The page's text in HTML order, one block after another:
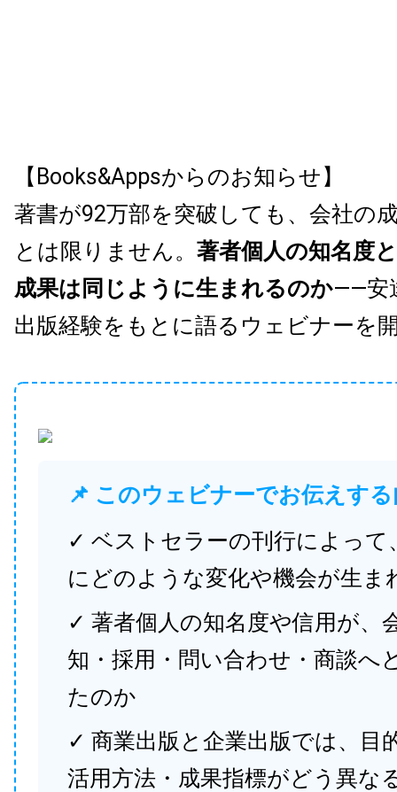
【Books&Appsからのお知らせ】
著書が92万部を突破しても、会社の
とは限りません。 著者個人の知名度
成果は同じように生まれるのか——安
出版経験をもとに語るウェビナーを
📌 このウェビナーでお伝えす
✓ ベストセラーの刊行によって
にどのような変化や機会が生ま
✓ 著者個人の知名度や信用が、
知・採用・問い合わせ・商談へ
たのか
✓ 商業出版と企業出版では、目
活用方法・成果指標がどう異な